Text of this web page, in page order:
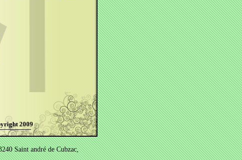
2009
Saint andré de Cubzac,